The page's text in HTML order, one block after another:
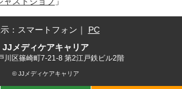
： スマートフォン ｜ PC
JJメディケアキャリア
川区篠崎町7-21-8 第2江戸鉄ビル2階
© JJメディケアキャリア